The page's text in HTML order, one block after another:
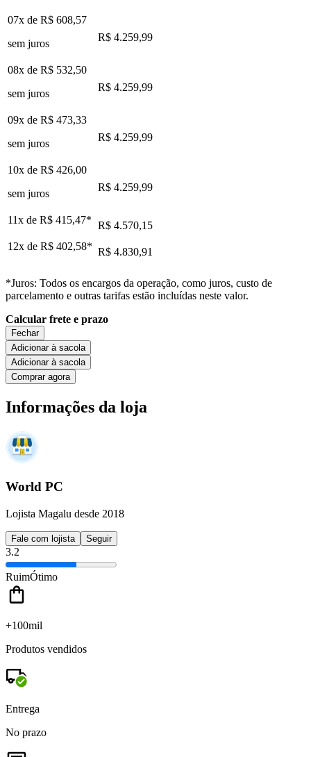
07x de R$ 608,57
sem juros
R$ 4.259,99
08x de R$ 532,50
sem juros
R$ 4.259,99
09x de R$ 473,33
sem juros
R$ 4.259,99
10x de R$ 426,00
sem juros
R$ 4.259,99
11x de R$ 415,47* R$ 4.570,15
12x de R$ 402,58* R$ 4.830,91
*Juros: Todos os encargos da operação, como juros, custo de
parcelamento e outras tarifas estão incluídas neste valor.
Calcular frete e prazo
Fechar
Adicionar à sacola
Adicionar à sacola
Comprar agora
Informações da loja
World PC
Lojista Magalu desde 2018
Fale com lojista Seguir
3.2
RuimÓtimo
+100mil
Produtos vendidos
Entrega
No prazo